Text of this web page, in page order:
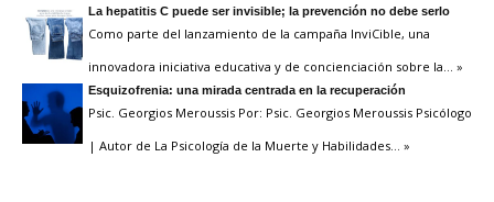
La hepatitis C puede ser invisible; la prevención no debe serlo
Como parte del lanzamiento de la campaña InviCible, una
innovadora iniciativa educativa y de concienciación sobre la … »
Esquizofrenia: una mirada centrada en la recuperación
Psic. Georgios Meroussis Por: Psic. Georgios Meroussis Psicólogo
| Autor de La Psicología de la Muerte y Habilidades … »